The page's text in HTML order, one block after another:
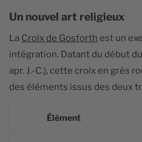
Un nouvel art religieux
La Croix de Gosforth est un
intégration. Datant du début
apr. J.-C.), cette croix en grès
des éléments issus des deux
Élément